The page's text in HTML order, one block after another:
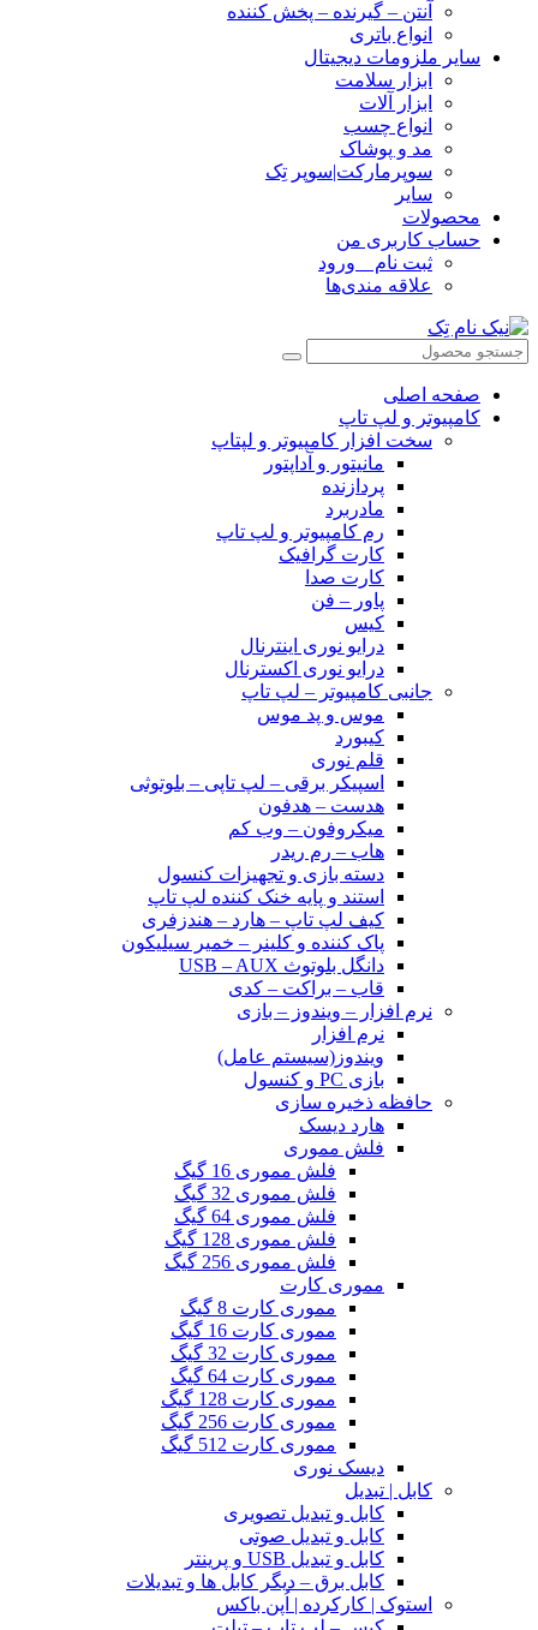
آنتن – گیرنده – پخش کننده
انواع باتری
سایر ملزومات دیجیتال
ابزار سلامت
ابزار آلات
انواع چسب
مد و پوشاک
سوپرمارکت|سوپر تِک
سایر
محصولات
حساب کاربری من
ثبت نام _ ورود
علاقه مندی‌ها
صفحه اصلی
کامپیوتر و‌‌‌‌‌ لپ تاپ
سخت افزار کامپیوتر و لپتاپ
مانیتور و آداپتور
پردازنده
مادربرد
رم کامپیوتر و لپ تاپ
کارت گرافیک
کارت صدا
پاور – فن
کیس
درایو نوری اینترنال
درایو نوری اکسترنال
جانبی کامپیوتر – لپ تاپ
موس و پد موس
کیبورد
قلم نوری
اسپیکر برقی – لپ تاپی – بلوتوثی
هدست – هدفون
میکروفون – وب کم
هاب – رم ریدر
دسته بازی و تجهیزات کنسول
استند و پایه خنک کننده لپ تاپ
کیف لپ تاپ – هارد – هندزفری
پاک کننده و کلینر – خمیر سیلیکون
دانگل بلوتوث USB – AUX
قاب – براکت – کدی
نرم افزار – ویندوز – بازی
نرم افزار
ویندوز(سیستم عامل)
بازی PC و کنسول
حافظه ذخیره سازی
هارد دیسک
فلش مموری
فلش مموری 16 گیگ
فلش مموری 32 گیگ
فلش مموری 64 گیگ
فلش مموری 128 گیگ
فلش مموری 256 گیگ
مموری کارت
مموری کارت 8 گیگ
مموری کارت 16 گیگ
مموری کارت 32 گیگ
مموری کارت 64 گیگ
مموری کارت 128 گیگ
مموری کارت 256 گیگ
مموری کارت 512 گیگ
دیسک نوری
کابل | تبدیل
کابل و تبدیل تصویری
کابل و تبدیل صوتی
کابل و تبدیل USB و پرینتر
کابل برق – دیگر کابل ها و تبدیلات
استوک | کارکرده | اُپن باکس